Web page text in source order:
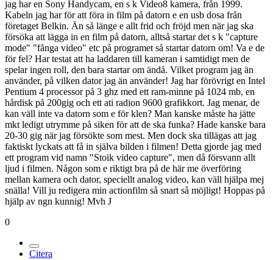
jag har en Sony Handycam, en s k Video8 kamera, från 1999.
Kabeln jag har för att föra in film på datorn e en usb dosa från
företaget Belkin. Än så länge e allt frid och fröjd men när jag ska
försöka att lägga in en film på datorn, alltså startar det s k "capture
mode" "fånga video" etc på programet så startar datorn om! Va e de
för fel? Har testat att ha laddaren till kameran i samtidigt men de
spelar ingen roll, den bara startar om ändå. Vilket program jag än
använder, på vilken dator jag än använder! Jag har förövrigt en Intel
Pentium 4 processor på 3 ghz med ett ram-minne på 1024 mb, en
hårdisk på 200gig och ett ati radion 9600 grafikkort. Jag menar, de
kan väll inte va datorn som e för klen? Man kanske måste ha jätte
mkt ledigt utrymme på siken för att de ska funka? Hade kanske bara
20-30 gig när jag försökte som mest. Men dock ska tillägas att jag
faktiskt lyckats att få in själva bilden i filmen! Detta gjorde jag med
ett program vid namn "Stoik video capture", men då försvann allt
ljud i filmen. Någon som e riktigt bra på de här me överföring
mellan kamera och dator, speciellt analog video, kan väll hjälpa mej
snälla! Vill ju redigera min actionfilm så snart så möjligt! Hoppas på
hjälp av ngn kunnig! Mvh J
0
Citera